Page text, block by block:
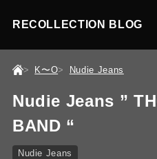
RECOLLECTION BLOG
K〜O Nudie Jeans
Nudie Jeans ”
BAND “
Nudie Jeans